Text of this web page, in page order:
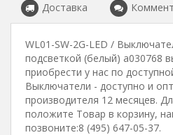
Доставка
WL01-SW-2G-LED /
подсветкой (белый) a030768
приобрести у нас по
Выключатели - доступно и
производителя 12 месяцев.
положите Товар в корзину,
позвоните:8 (495) 647-05-37.